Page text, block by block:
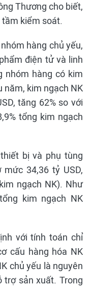
Thương cho biết,
kiểm soát.
hàng chủ yếu,
điện tử và linh
nhóm hàng có kim
năm, kim ngạch NK
tăng 62% so với
tổng kim ngạch
bị và phụ tùng
34,36 tỷ USD,
ngạch NK). Như
kim ngạch NK
với tính toán chỉ
cấu hàng hóa NK
chủ yếu là nguyên
trợ sản xuất. Trong